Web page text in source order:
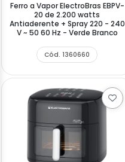
Ferro a Vapor ElectroBras EBPV-
20 de 2.200 watts
Antiaderente + Spray 220 - 240
V ~ 50 60 Hz - Verde Branco
Cód. 1360660